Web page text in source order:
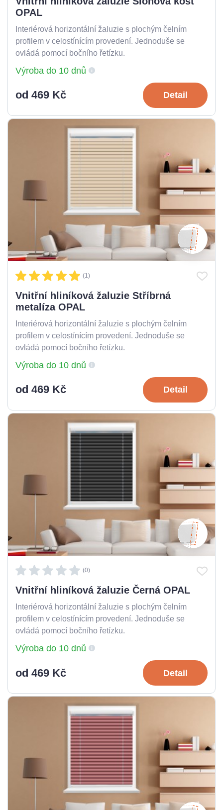
OPAL
Interiérová horizontální žaluzie s plochým čelním
profilem v celostínícím provedení. Jednoduše se
ovládá pomocí bočního řetízku.
Výroba do 10 dnů
od 469 Kč Detail
(1)
Vnitřní hliníková žaluzie Stříbrná
metalíza OPAL
Interiérová horizontální žaluzie s plochým čelním
profilem v celostínícím provedení. Jednoduše se
ovládá pomocí bočního řetízku.
Výroba do 10 dnů
od 469 Kč Detail
(0)
Vnitřní hliníková žaluzie Černá OPAL
Interiérová horizontální žaluzie s plochým čelním
profilem v celostínícím provedení. Jednoduše se
ovládá pomocí bočního řetízku.
Výroba do 10 dnů
od 469 Kč Detail